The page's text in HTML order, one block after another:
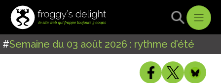
#Semaine du 03 août 2026 : rythme d'été